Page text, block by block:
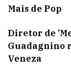
Mais de Pop
Diretor de
Guadagnino
Veneza